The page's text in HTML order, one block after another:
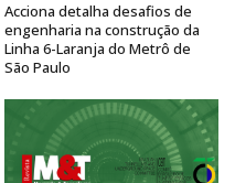
Acciona detalha desafios de
engenharia na construção da
Linha 6-Laranja do Metrô de
São Paulo